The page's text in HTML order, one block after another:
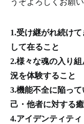
うぞよろしくお願
1.受け継がれ続け
して在ること
2.様々な魂の入り
況を体験すること
3.機能不全に陥っ
己・他者に対する
4.アイデンティテ